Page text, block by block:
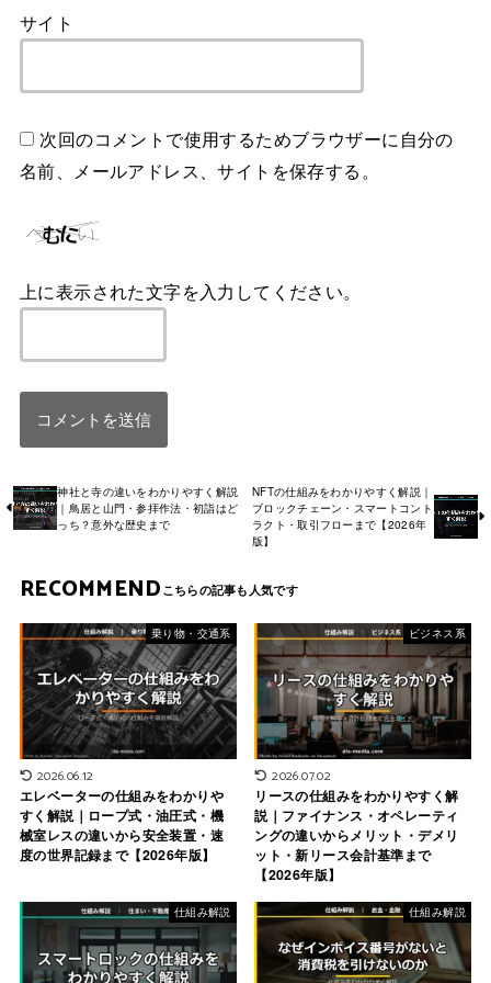
サイト
次回のコメントで使用するためブラウザーに自分の
名前、メールアドレス、サイトを保存する。
上に表示された文字を入力してください。
神社と寺の違いをわかりやすく解説
｜鳥居と山門・参拝作法・初詣はど
っち？意外な歴史まで
NFTの仕組みをわかりやすく解説｜
ブロックチェーン・スマートコント
ラクト・取引フローまで【2026年
版】
RECOMMEND
乗り物・交通系
2026.06.12
エレベーターの仕組みをわかりや
すく解説｜ロープ式・油圧式・機
械室レスの違いから安全装置・速
度の世界記録まで【2026年版】
ビジネス系
2026.07.02
リースの仕組みをわかりやすく解
説｜ファイナンス・オペレーティ
ングの違いからメリット・デメリ
ット・新リース会計基準まで
【2026年版】
仕組み解説 仕組み解説